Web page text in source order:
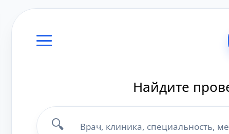
Найдите
🔍